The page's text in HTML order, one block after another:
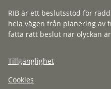
RIB är ett beslutsstöd för
hela vägen från planering av
fatta rätt beslut när olyckan
Tillgänglighet
Cookies